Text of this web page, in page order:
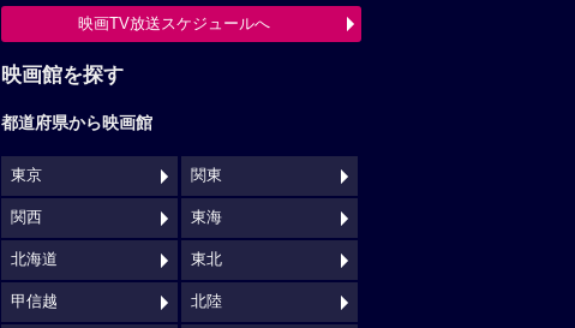
映画TV放送スケジュールへ
映画館を探す
都道府県から映画館
東京 関東
関西 東海
北海道 東北
甲信越 北陸